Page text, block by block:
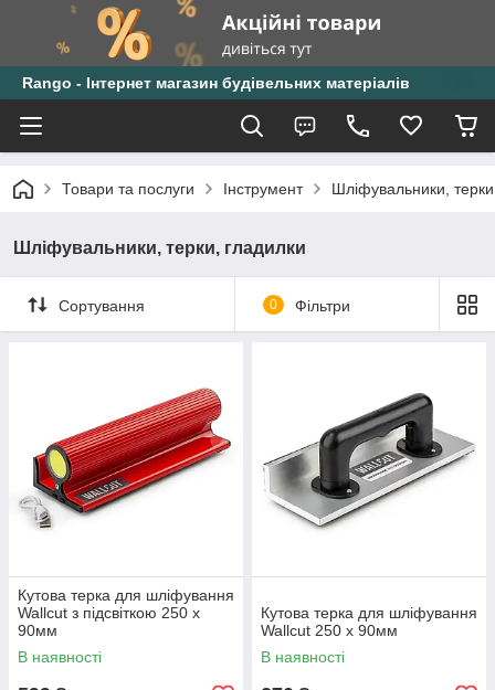
Rango - Інтернет магазин будівельних матеріалів
Товари та послуги Інструмент Шліфувальники,
Шліфувальники, терки, гладилки
Сортування 0 Фільтри
Кутова терка для шліфування
Wallcut з підсвіткою 250 x
90мм
В наявності
Кутова терка для шліфування
Wallcut 250 x 90мм
В наявності